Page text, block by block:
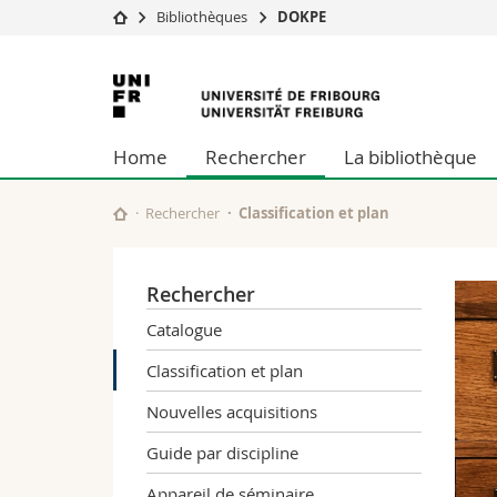
Université
Recherche
Université
Formation continue
Sciences
Lettres et
Bibliothèques DOKPE
Université
de
Fribourg
Home Rechercher La bibliothèque
Rechercher Classification et plan
Rechercher
Catalogue
Classification et plan
Nouvelles acquisitions
Guide par discipline